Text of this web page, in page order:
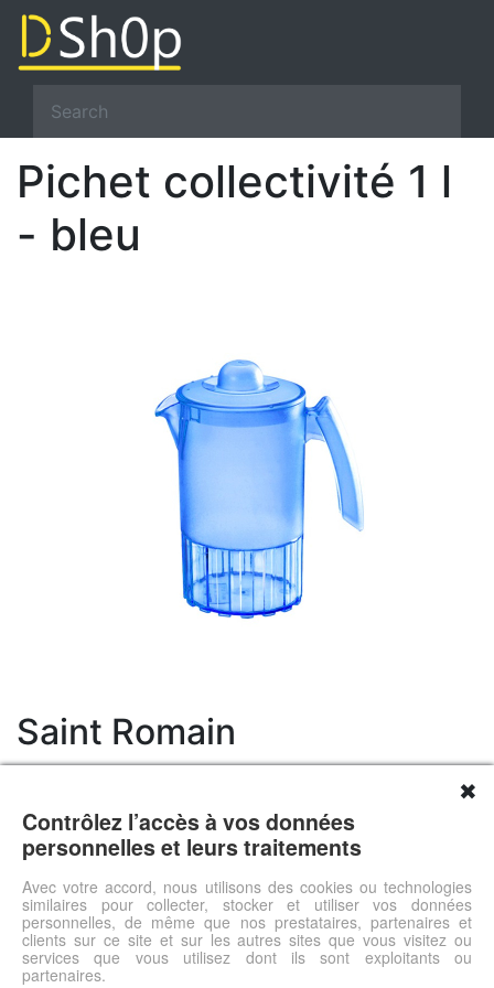
Pichet collectivité 1 l
- bleu
Saint Romain
Prix total 14.9 €
Pichet avec couvercle d'une contenance de 1 litre. Idéal pour
un usage intensif en collectivité. Sans bisphénol A, sans
phtalate. Fabrication française.
Voir l'offre
✖
Contrôlez l’accès à vos données
personnelles et leurs traitements
Avec votre accord, nous utilisons des cookies ou technologies
similaires pour collecter, stocker et utiliser vos données
personnelles, de même que nos prestataires, partenaires et
clients sur ce site et sur les autres sites que vous visitez ou
services que vous utilisez dont ils sont exploitants ou
partenaires.